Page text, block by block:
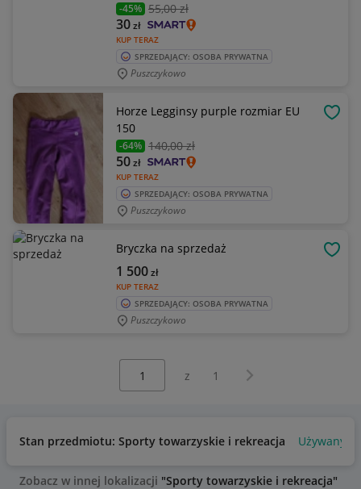
-45% 55,00 zł
KUP TERAZ
30zł
SPRZEDAJĄCY: OSOBA PRYWATNA
Puszczykowo
Horze Legginsy purple rozmiar EU
150
-64% 140,00 zł
KUP TERAZ
50zł
SPRZEDAJĄCY: OSOBA PRYWATNA
Puszczykowo
Bryczka na sprzedaż
KUP TERAZ
1 500zł
SPRZEDAJĄCY: OSOBA PRYWATNA
Puszczykowo
z 1 Następna strona
Stan przedmiotu: Sporty towarzyskie i rekreacja Używany
Zobacz w innej lokalizacji "Sporty towarzyskie i rekreacja"